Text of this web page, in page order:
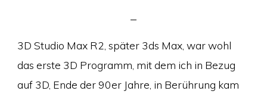
3D Studio Max R2, später 3ds Max, war wohl
das erste 3D Programm, mit dem ich in Bezug
auf 3D, Ende der 90er Jahre, in Berührung kam